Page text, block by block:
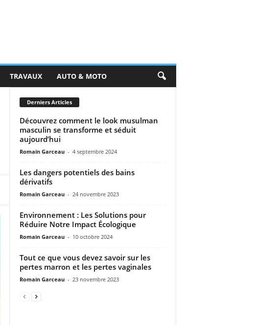
TRAVAUX AUTO & MOTO
Derniers Articles
Découvrez comment le look musulman
masculin se transforme et séduit
aujourd’hui
Romain Garceau - 4 septembre 2024
Les dangers potentiels des bains
dérivatifs
Romain Garceau - 24 novembre 2023
Environnement : Les Solutions pour
Réduire Notre Impact Écologique
Romain Garceau - 10 octobre 2024
Tout ce que vous devez savoir sur les
pertes marron et les pertes vaginales
Romain Garceau - 23 novembre 2023